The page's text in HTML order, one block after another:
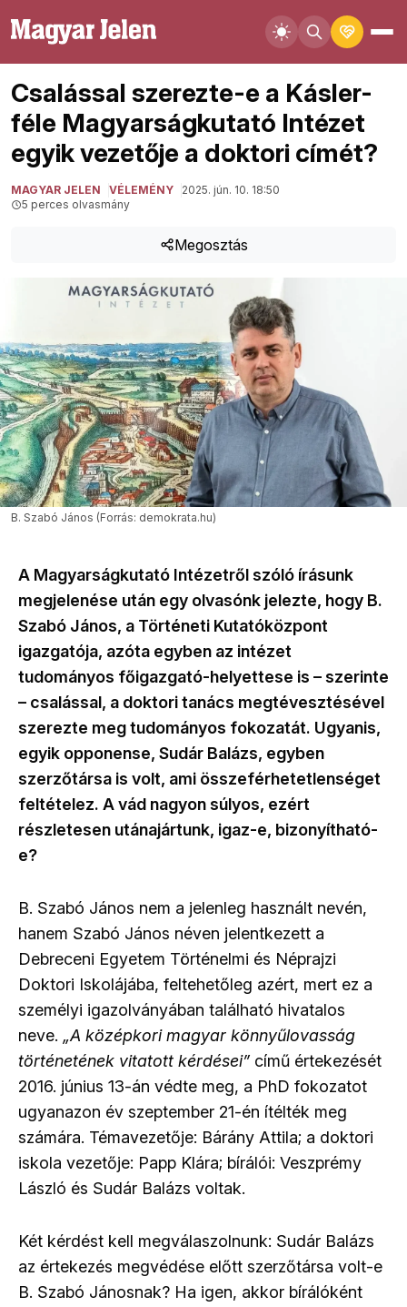
Csalással szerezte-e a Kásler-
féle Magyarságkutató Intézet
egyik vezetője a doktori címét?
MAGYAR JELEN VÉLEMÉNY
2025. jún. 10. 18:50
5 perces olvasmány
Megosztás
B. Szabó János (Forrás: demokrata.hu)
A Magyarságkutató Intézetről szóló írásunk
megjelenése után egy olvasónk jelezte, hogy B.
Szabó János, a Történeti Kutatóközpont
igazgatója, azóta egyben az intézet
tudományos főigazgató-helyettese is – szerinte
– csalással, a doktori tanács megtévesztésével
szerezte meg tudományos fokozatát. Ugyanis,
egyik opponense, Sudár Balázs, egyben
szerzőtársa is volt, ami összeférhetetlenséget
feltételez. A vád nagyon súlyos, ezért
részletesen utánajártunk, igaz-e, bizonyítható-
e?
B. Szabó János nem a jelenleg használt nevén,
hanem Szabó János néven jelentkezett a
Debreceni Egyetem Történelmi és Néprajzi
Doktori Iskolájába, feltehetőleg azért, mert ez a
személyi igazolványában található hivatalos
neve. „A középkori magyar könnyűlovasság
történetének vitatott kérdései” című értekezését
2016. június 13-án védte meg, a PhD fokozatot
ugyanazon év szeptember 21-én ítélték meg
számára. Témavezetője: Bárány Attila; a doktori
iskola vezetője: Papp Klára; bírálói: Veszprémy
László és Sudár Balázs voltak.
Két kérdést kell megválaszolnunk: Sudár Balázs
az értekezés megvédése előtt szerzőtársa volt-e
B. Szabó Jánosnak? Ha igen, akkor bírálóként